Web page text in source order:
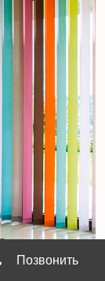
Позвонить